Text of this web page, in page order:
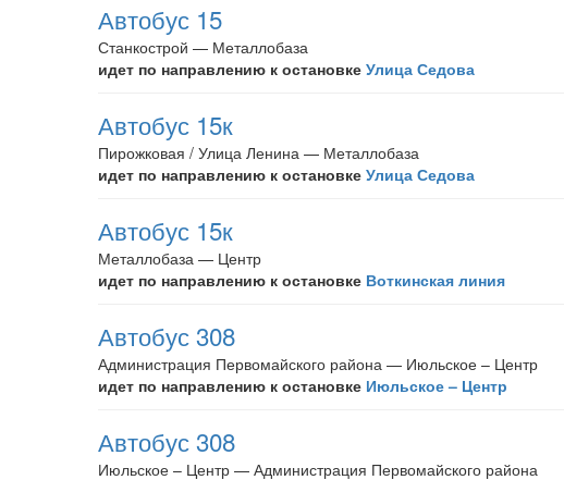
Автобус 15
Станкострой — Металлобаза
идет по направлению к остановке Улица Седова
Автобус 15к
Пирожковая / Улица Ленина — Металлобаза
идет по направлению к остановке Улица Седова
Автобус 15к
Металлобаза — Центр
идет по направлению к остановке Воткинская линия
Автобус 308
Администрация Первомайского района — Июльское – Центр
идет по направлению к остановке Июльское – Центр
Автобус 308
Июльское – Центр — Администрация Первомайского района